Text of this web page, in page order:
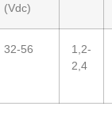
(Vdc)
32-56
1,2-
2,4